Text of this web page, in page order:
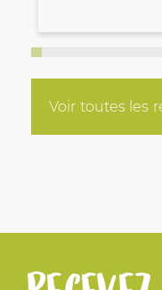
Voir toutes les